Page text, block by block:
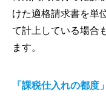
けた適格請求書を単
て計上している場合
ます。
「課税仕入れの都度